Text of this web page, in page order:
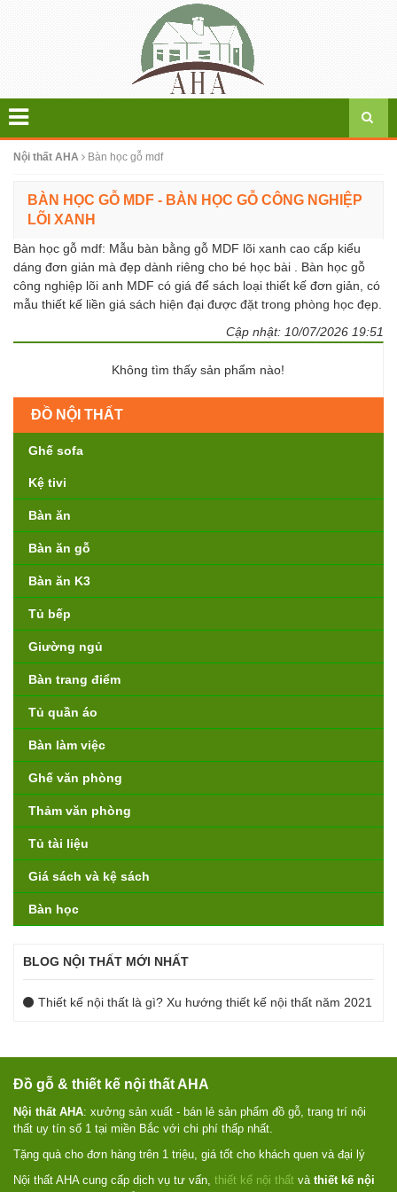
Nội thất AHA Bàn học gỗ mdf
BÀN HỌC GỖ MDF - BÀN HỌC GỖ CÔNG NGHIỆP
LÕI XANH
Bàn học gỗ mdf: Mẫu bàn bằng gỗ MDF lõi xanh cao cấp kiểu
dáng đơn giản mà đẹp dành riêng cho bé học bài . Bàn học gỗ
công nghiệp lõi anh MDF có giá để sách loại thiết kế đơn giản, có
mẫu thiết kế liền giá sách hiện đại được đặt trong phòng học đẹp.
Cập nhật: 10/07/2026 19:51
Không tìm thấy sản phẩm nào!
ĐỒ NỘI THẤT
Ghế sofa
Kệ tivi
Bàn ăn
Bàn ăn gỗ
Bàn ăn K3
Tủ bếp
Giường ngủ
Bàn trang điểm
Tủ quần áo
Bàn làm việc
Ghế văn phòng
Thảm văn phòng
Tủ tài liệu
Giá sách và kệ sách
Bàn học
BLOG NỘI THẤT MỚI NHẤT
Thiết kế nội thất là gì? Xu hướng thiết kế nội thất năm 2021
Đồ gỗ & thiết kế nội thất AHA
Nội thất AHA: xưởng sản xuất - bán lẻ sản phẩm đồ gỗ, trang trí nội
thất uy tín số 1 tại miền Bắc với chi phí thấp nhất.
Tặng quà cho đơn hàng trên 1 triệu, giá tốt cho khách quen và đại lý
Nội thất AHA cung cấp dịch vụ tư vấn, thiết kế nội thất và thiết kế nội